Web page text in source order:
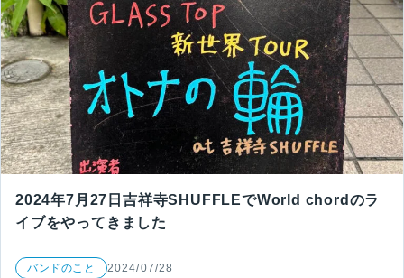
2024年7月27日吉祥寺SHUFFLEでWorld chordのラ
イブをやってきました
バンドのこと 2024/07/28